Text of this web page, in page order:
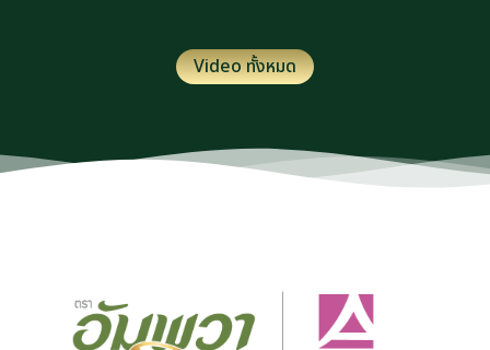
Video ทั้งหมด